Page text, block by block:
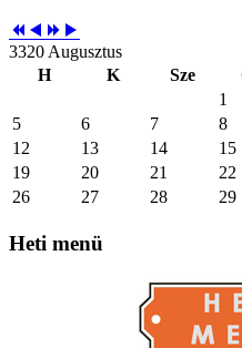
3320 Augusztus
H
K Sze
1
5
6 7 8
12
13 14 15
19
20 21 22
26
27 28 29
Heti menü